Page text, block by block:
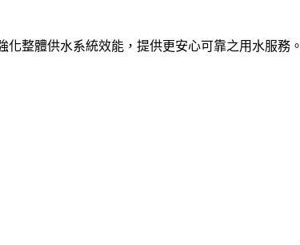
整體供水系統效能，提供更安心可靠之用水服務。